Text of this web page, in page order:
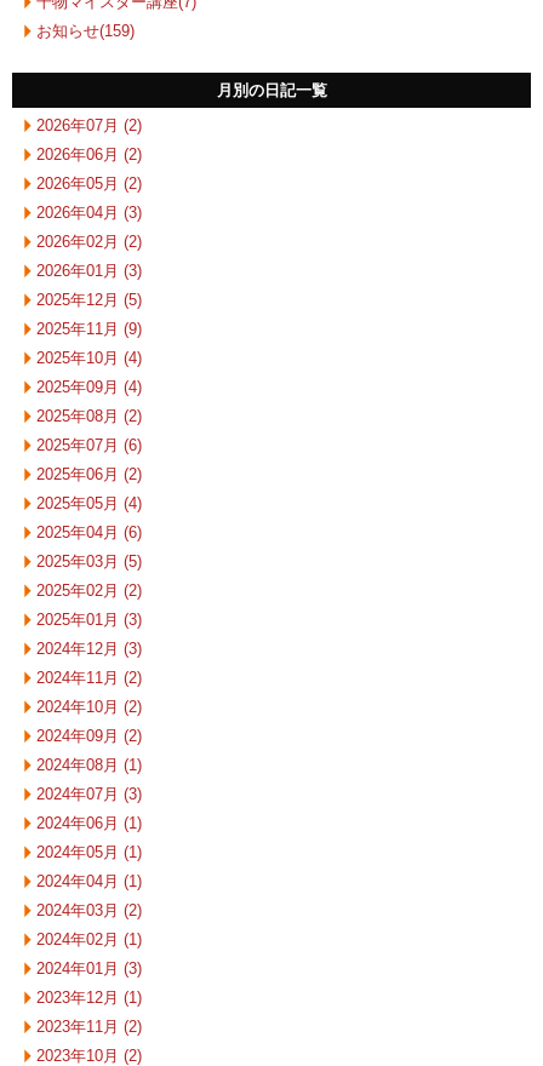
お知らせ(159)
月別の日記一覧
2026年07月 (2)
2026年06月 (2)
2026年05月 (2)
2026年04月 (3)
2026年02月 (2)
2026年01月 (3)
2025年12月 (5)
2025年11月 (9)
2025年10月 (4)
2025年09月 (4)
2025年08月 (2)
2025年07月 (6)
2025年06月 (2)
2025年05月 (4)
2025年04月 (6)
2025年03月 (5)
2025年02月 (2)
2025年01月 (3)
2024年12月 (3)
2024年11月 (2)
2024年10月 (2)
2024年09月 (2)
2024年08月 (1)
2024年07月 (3)
2024年06月 (1)
2024年05月 (1)
2024年04月 (1)
2024年03月 (2)
2024年02月 (1)
2024年01月 (3)
2023年12月 (1)
2023年11月 (2)
2023年10月 (2)